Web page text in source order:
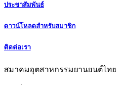
ประชาสัมพันธ์
ดาวน์โหลดสำหรับสมาชิก
ติดต่อเรา
สมาคมอุตสาหกรรมยานยนต์ไทย